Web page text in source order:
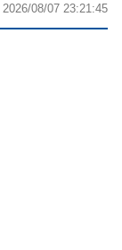
2026/08/07 23:21:45